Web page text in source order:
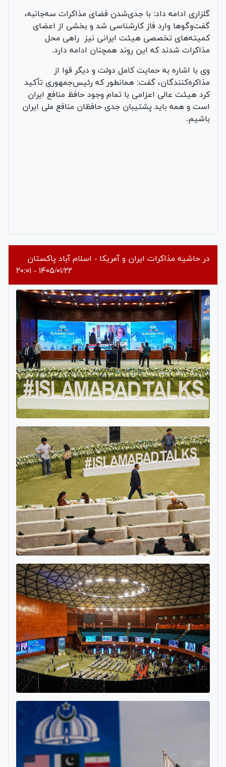
گلزاری ادامه داد: با جدی‌شدن فضای مذاکرات سه‌جانبه،
گفت‌وگوها وارد فاز کارشناسی شد و بخشی از اعضای
کمیته‌های تخصصی هیئت ایرانی نیز راهی محل
مذاکرات شدند که این روند همچنان ادامه دارد.
وی با اشاره به حمایت کامل دولت و دیگر قوا از
مذاکره‌کنندگان، گفت: همانطور که رئیس‌جمهوری تأکید
کرد هیئت عالی اعزامی با تمام وجود حافظ منافع ایران
است و همه باید پشتیبان جدی حافظان منافع ملی ایران
باشیم.
در حاشیه مذاکرات ایران و آمریکا - اسلام آباد پاکستان
۱۴۰۵/۰۱/۲۲ - ۲۰:۰۱